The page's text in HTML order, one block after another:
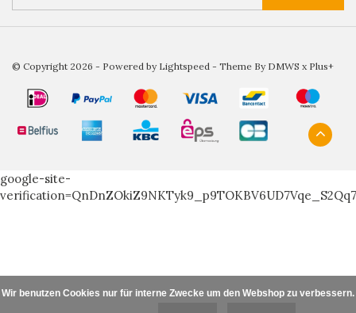
© Copyright 2026 - Powered by Lightspeed - Theme By DMWS x Plus+
google-site-
Wir benutzen Cookies nur für interne Zwecke um den Webshop zu